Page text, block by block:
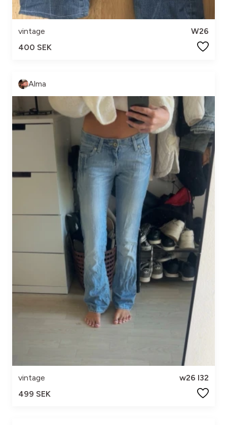
vintage
W26
400 SEK
Alma
vintage
w26 l32
499 SEK